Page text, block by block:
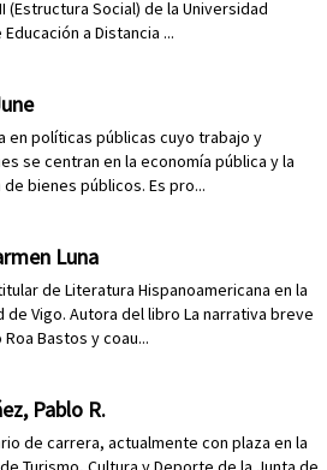
(Estructura Social) de la Universidad
a Distancia ...
en políticas públicas cuyo trabajo y
se centran en la economía pública y la
bienes públicos. Es pro...
Luna
de Literatura Hispanoamericana en la
de Vigo. Autora del libro La narrativa breve
Bastos y coau...
Pablo R.
de carrera, actualmente con plaza en la